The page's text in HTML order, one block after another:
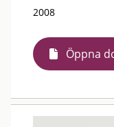
2008
Öppna